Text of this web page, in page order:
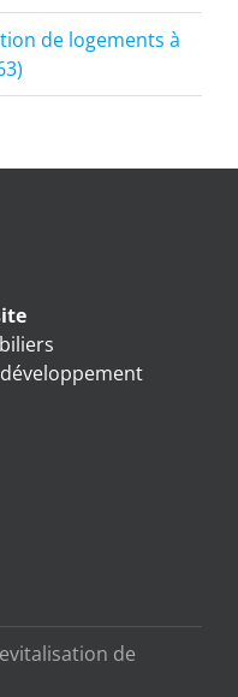
de logements à
de